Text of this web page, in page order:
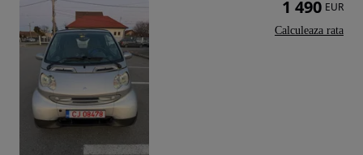
1 490 EUR
Calculeaza rata